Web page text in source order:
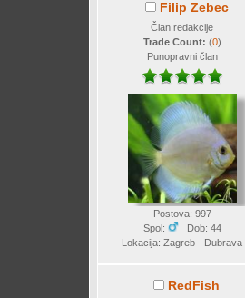
Filip Zebec
Član redakcije
Trade Count: (0)
Punopravni član
Postova: 997
Spol:
Dob: 44
Lokacija: Zagreb - Dubrava
RedFish